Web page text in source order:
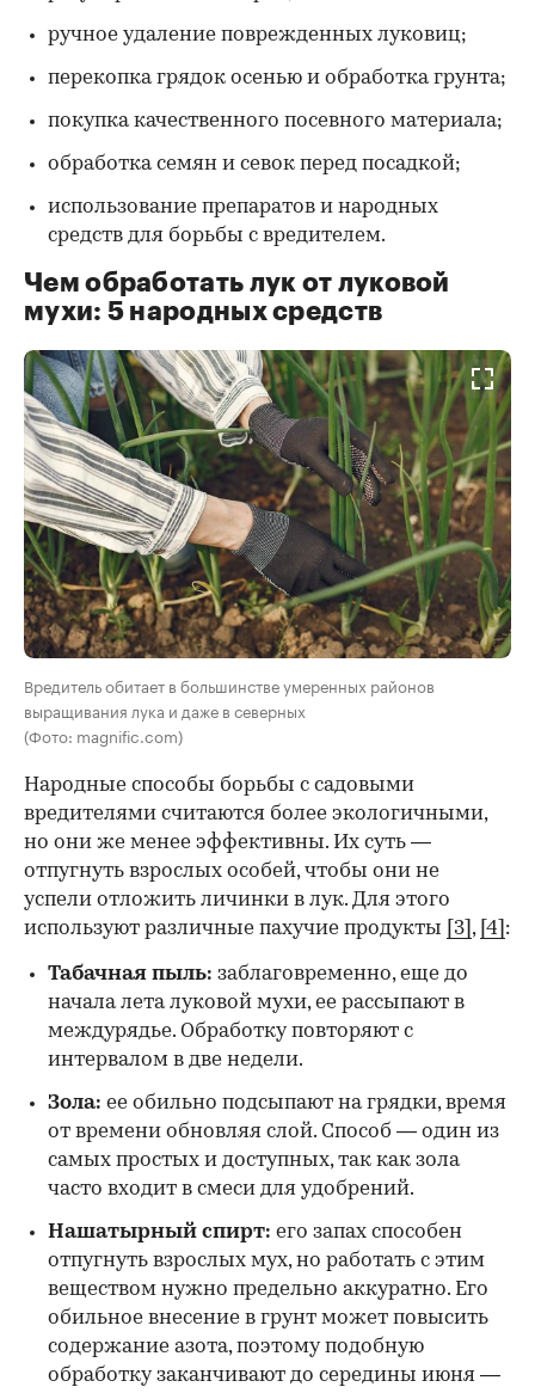
ручное удаление поврежденных луковиц;
перекопка грядок осенью и обработка грунта;
покупка качественного посевного материала;
обработка семян и севок перед посадкой;
использование препаратов и народных
средств для борьбы с вредителем.
Чем обработать лук от луковой
мухи: 5 народных средств
Вредитель обитает в большинстве умеренных районов
выращивания лука и даже в северных
(Фото: magnific.com)
Народные способы борьбы с садовыми
вредителями считаются более экологичными,
но они же менее эффективны. Их суть —
отпугнуть взрослых особей, чтобы они не
успели отложить личинки в лук. Для этого
используют различные пахучие продукты
[3] , [4] :
Табачная пыль: заблаговременно, еще до
начала лета луковой мухи, ее рассыпают в
междурядье. Обработку повторяют с
интервалом в две недели.
Зола: ее обильно подсыпают на грядки, время
от времени обновляя слой. Способ — один из
самых простых и доступных, так как зола
часто входит в смеси для удобрений.
Нашатырный спирт: его запах способен
отпугнуть взрослых мух, но работать с этим
веществом нужно предельно аккуратно. Его
обильное внесение в грунт может повысить
содержание азота, поэтому подобную
обработку заканчивают до середины июня —